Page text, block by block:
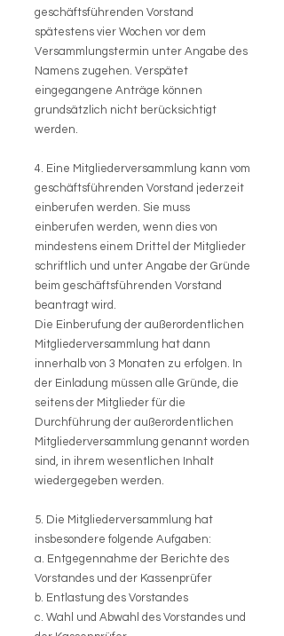
geschäftsführenden Vorstand
spätestens vier Wochen vor dem
Versammlungstermin unter Angabe des
Namens zugehen. Verspätet
eingegangene Anträge können
grundsätzlich nicht berücksichtigt
werden.
4. Eine Mitgliederversammlung kann vom
geschäftsführenden Vorstand jederzeit
einberufen werden. Sie muss
einberufen werden, wenn dies von
mindestens einem Drittel der Mitglieder
schriftlich und unter Angabe der Gründe
beim geschäftsführenden Vorstand
beantragt wird.
Die Einberufung der außerordentlichen
Mitgliederversammlung hat dann
innerhalb von 3 Monaten zu erfolgen. In
der Einladung müssen alle Gründe, die
seitens der Mitglieder für die
Durchführung der außerordentlichen
Mitgliederversammlung genannt worden
sind, in ihrem wesentlichen Inhalt
wiedergegeben werden.
5. Die Mitgliederversammlung hat
insbesondere folgende Aufgaben:
a. Entgegennahme der Berichte des
Vorstandes und der Kassenprüfer
b. Entlastung des Vorstandes
c. Wahl und Abwahl des Vorstandes und